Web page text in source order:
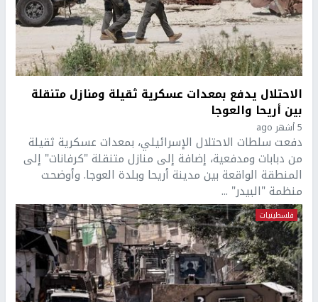
الاحتلال يدفع بمعدات عسكرية ثقيلة ومنازل متنقلة
بين أريحا والعوجا
5 أشهر ago
دفعت سلطات الاحتلال الإسرائيلي، بمعدات عسكرية ثقيلة
من دبابات ومدفعية، إضافة إلى منازل متنقلة "كرفانات" إلى
المنطقة الواقعة بين مدينة أريحا وبلدة العوجا. وأوضحت
منظمة "البيدر" ...
فلسطينيات